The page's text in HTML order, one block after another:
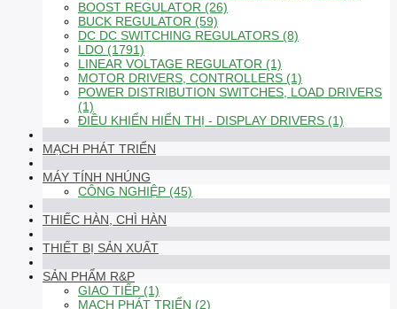
BOOST REGULATOR (26)
BUCK REGULATOR (59)
DC DC SWITCHING REGULATORS (8)
LDO (1791)
LINEAR VOLTAGE REGULATOR (1)
MOTOR DRIVERS, CONTROLLERS (1)
POWER DISTRIBUTION SWITCHES, LOAD DRIVERS
(1)
ĐIỀU KHIỂN HIỂN THỊ - DISPLAY DRIVERS (1)
MẠCH PHÁT TRIỂN
MÁY TÍNH NHÚNG
CÔNG NGHIỆP (45)
THIẾC HÀN, CHÌ HÀN
THIẾT BỊ SẢN XUẤT
SẢN PHẨM R&P
GIAO TIẾP (1)
MẠCH PHÁT TRIỂN (2)